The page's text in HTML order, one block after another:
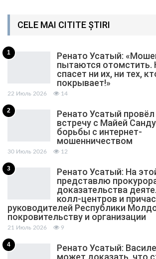
CELE MAI CITITE ȘTIRI
1
Ренато Усатый:
пытаются отомстить.
спасет ни их, ни тех,
покрывает!»
22 Июль 2026 14
2
Ренато Усатый
встречу с Майей
борьбы с интернет-
мошенничеством
30 Июль 2026 12
3
Ренато Усатый: На
представлю
доказательства
колл-центров и
руководителей Республики
покровительству и организации
21 Июль 2026 9
4
Ренато Усатый:
может доказать, что